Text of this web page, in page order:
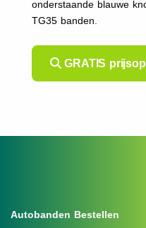
onderstaande blauwe
TG35 banden.
GRATIS
Autobanden Bestellen